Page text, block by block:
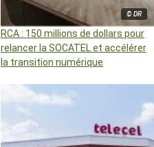
© DR
RCA : 150 millions de dollars pour
relancer la SOCATEL et accélérer
la transition numérique